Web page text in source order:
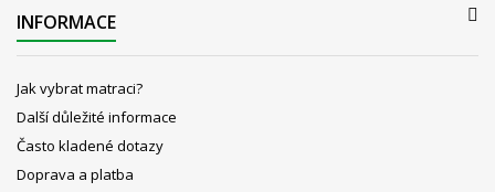
INFORMACE
Jak vybrat matraci?
Další důležité informace
Často kladené dotazy
Doprava a platba